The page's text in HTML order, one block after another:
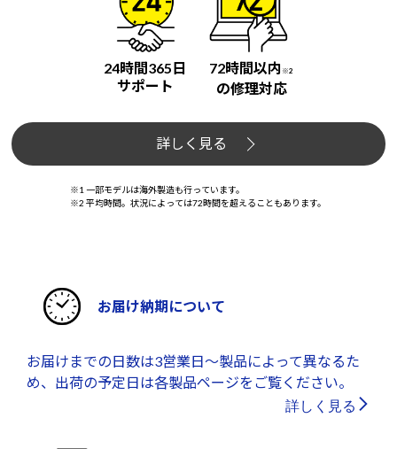
24時間365日
サポート
72時間以内 ※2
の修理対応
詳しく見る
※1 一部モデルは海外製造も行っています。
※2 平均時間。状況によっては72時間を超えることもあります。
お届け納期について
お届けまでの日数は3営業日～製品によって異なるた
め、出荷の予定日は各製品ページをご覧ください。
詳しく見る